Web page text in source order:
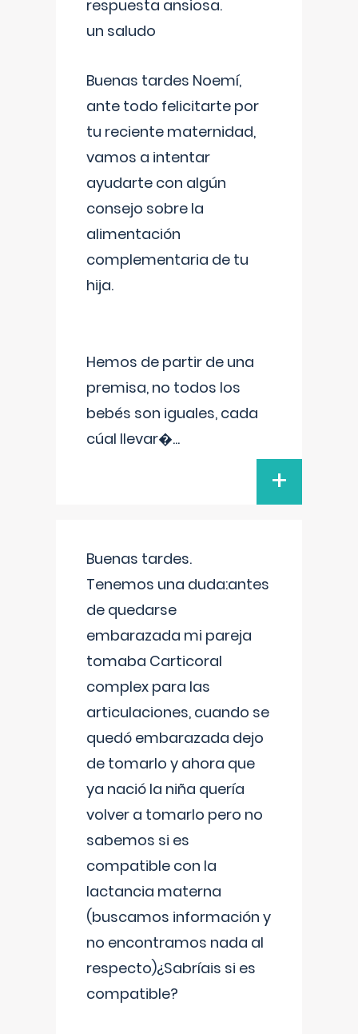
respuesta ansiosa.
un saludo
Buenas tardes Noemí,
ante todo felicitarte por
tu reciente maternidad,
vamos a intentar
ayudarte con algún
consejo sobre la
alimentación
complementaria de tu
hija.
Hemos de partir de una
premisa, no todos los
bebés son iguales, cada
cúal llevar�...
+
Buenas tardes.
Tenemos una duda:antes
de quedarse
embarazada mi pareja
tomaba Carticoral
complex para las
articulaciones, cuando se
quedó embarazada dejo
de tomarlo y ahora que
ya nació la niña quería
volver a tomarlo pero no
sabemos si es
compatible con la
lactancia materna
(buscamos información y
no encontramos nada al
respecto)¿Sabríais si es
compatible?